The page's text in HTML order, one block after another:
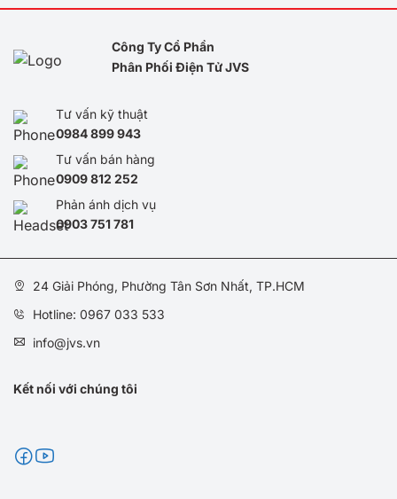
Công Ty Cổ Phần
Phân Phối Điện Tử JVS
Tư vấn kỹ thuật
0984 899 943
Tư vấn bán hàng
0909 812 252
Phản ánh dịch vụ
0903 751 781
24 Giải Phóng, Phường Tân Sơn Nhất, TP.HCM
Hotline: 0967 033 533
info@jvs.vn
Kết nối với chúng tôi